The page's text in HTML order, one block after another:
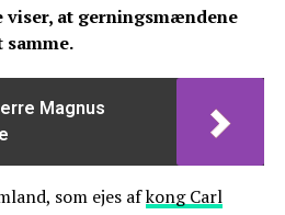
viser, at gerningsmændene
Magnus
som ejes afkong Carl